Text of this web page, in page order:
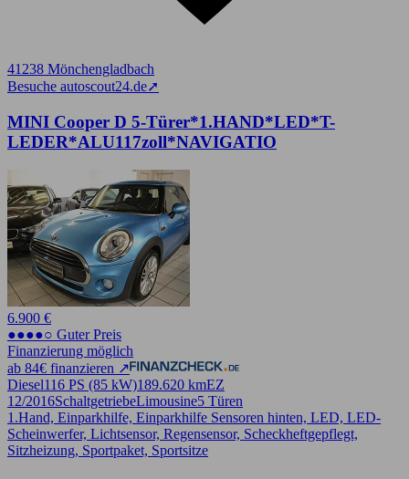
41238 Mönchengladbach
Besuche autoscout24.de➚
MINI Cooper D 5-Türer*1.HAND*LED*T-
LEDER*ALU117zoll*NAVIGATIO
6.900 €
●●●●○ Guter Preis
Finanzierung möglich
ab 84€ finanzieren ↗
Diesel116 PS (85 kW)189.620 kmEZ
12/2016SchaltgetriebeLimousine5 Türen
1.Hand, Einparkhilfe, Einparkhilfe Sensoren hinten, LED, LED-
Scheinwerfer, Lichtsensor, Regensensor, Scheckheftgepflegt,
Sitzheizung, Sportpaket, Sportsitze